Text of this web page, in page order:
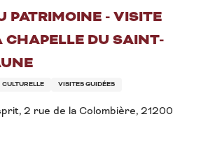
PATRIMOINE - VISITE
CHAPELLE DU SAINT-
CULTURELLE VISITES GUIDÉES
2 rue de la Colombière, 21200